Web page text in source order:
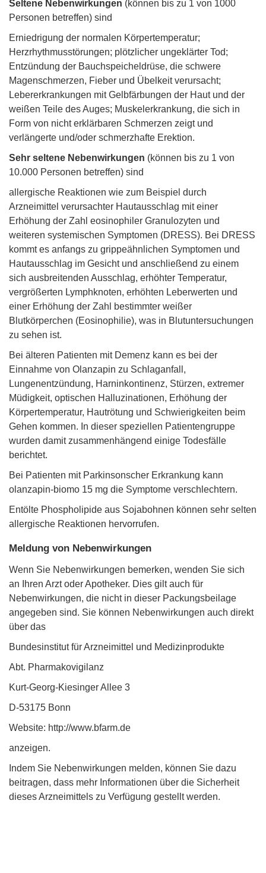
Seltene Nebenwirkungen (können bis zu 1 von 1000
Personen betreffen) sind
Erniedrigung der normalen Körpertemperatur;
Herzrhythmusstörungen; plötzlicher ungeklärter Tod;
Entzündung der Bauchspeicheldrüse, die schwere
Magenschmerzen, Fieber und Übelkeit verursacht;
Lebererkrankungen mit Gelbfärbungen der Haut und der
weißen Teile des Auges; Muskelerkrankung, die sich in
Form von nicht erklärbaren Schmerzen zeigt und
verlängerte und/oder schmerzhafte Erektion.
Sehr seltene Nebenwirkungen (können bis zu 1 von
10.000 Personen betreffen) sind
allergische Reaktionen wie zum Beispiel durch
Arzneimittel verursachter Hautausschlag mit einer
Erhöhung der Zahl eosinophiler Granulozyten und
weiteren systemischen Symptomen (DRESS). Bei DRESS
kommt es anfangs zu grippeähnlichen Symptomen und
Hautausschlag im Gesicht und anschließend zu einem
sich ausbreitenden Ausschlag, erhöhter Temperatur,
vergrößerten Lymphknoten, erhöhten Leberwerten und
einer Erhöhung der Zahl bestimmter weißer
Blutkörperchen (Eosinophilie), was in Blutuntersuchungen
zu sehen ist.
Bei älteren Patienten mit Demenz kann es bei der
Einnahme von Olanzapin zu Schlaganfall,
Lungenentzündung, Harninkontinenz, Stürzen, extremer
Müdigkeit, optischen Halluzinationen, Erhöhung der
Körpertemperatur, Hautrötung und Schwierigkeiten beim
Gehen kommen. In dieser speziellen Patientengruppe
wurden damit zusammenhängend einige Todesfälle
berichtet.
Bei Patienten mit Parkinsonscher Erkrankung kann
olanzapin-biomo 15 mg die Symptome verschlechtern.
Entölte Phospholipide aus Sojabohnen können sehr selten
allergische Reaktionen hervorrufen.
Meldung von Nebenwirkungen
Wenn Sie Nebenwirkungen bemerken, wenden Sie sich
an Ihren Arzt oder Apotheker. Dies gilt auch für
Nebenwirkungen, die nicht in dieser Packungsbeilage
angegeben sind. Sie können Nebenwirkungen auch direkt
über das
Bundesinstitut für Arzneimittel und Medizinprodukte
Abt. Pharmakovigilanz
Kurt-Georg-Kiesinger Allee 3
D-53175 Bonn
Website: http://www.bfarm.de
anzeigen.
Indem Sie Nebenwirkungen melden, können Sie dazu
beitragen, dass mehr Informationen über die Sicherheit
dieses Arzneimittels zu Verfügung gestellt werden.